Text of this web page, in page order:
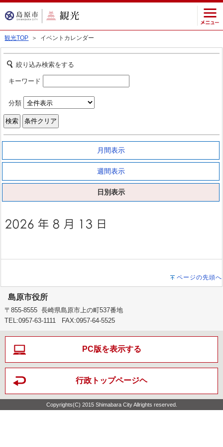
観光TOP ＞ イベントカレンダー
絞り込み検索をする
キーワード
分類
月間表示
週間表示
日別表示
ページの先頭へ
島原市役所
〒855-8555 長崎県島原市上の町537番地
TEL:0957-63-1111 FAX:0957-64-5525
PC版を表示する
行政トップページヘ
Copyrights(C) 2015 Shimabara City Allrights reserved.